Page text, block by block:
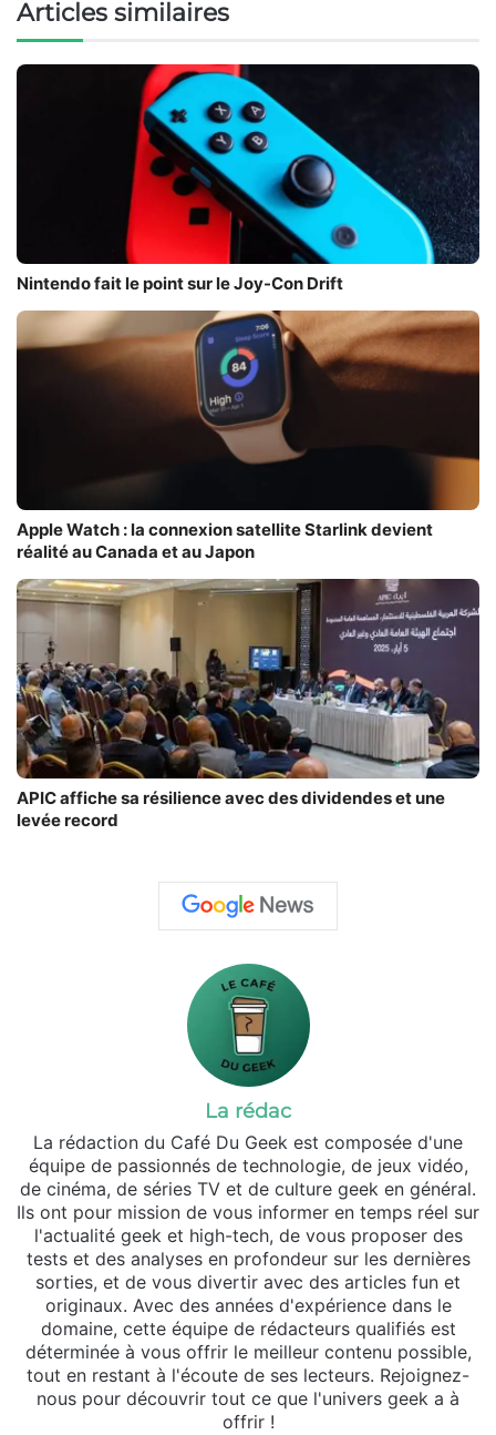
Articles similaires
Nintendo fait le point sur le Joy-Con Drift
Apple Watch : la connexion satellite Starlink devient
réalité au Canada et au Japon
APIC affiche sa résilience avec des dividendes et une
levée record
La rédac
La rédaction du Café Du Geek est composée d'une
équipe de passionnés de technologie, de jeux vidéo,
de cinéma, de séries TV et de culture geek en général.
Ils ont pour mission de vous informer en temps réel sur
l'actualité geek et high-tech, de vous proposer des
tests et des analyses en profondeur sur les dernières
sorties, et de vous divertir avec des articles fun et
originaux. Avec des années d'expérience dans le
domaine, cette équipe de rédacteurs qualifiés est
déterminée à vous offrir le meilleur contenu possible,
tout en restant à l'écoute de ses lecteurs. Rejoignez-
nous pour découvrir tout ce que l'univers geek a à
offrir !